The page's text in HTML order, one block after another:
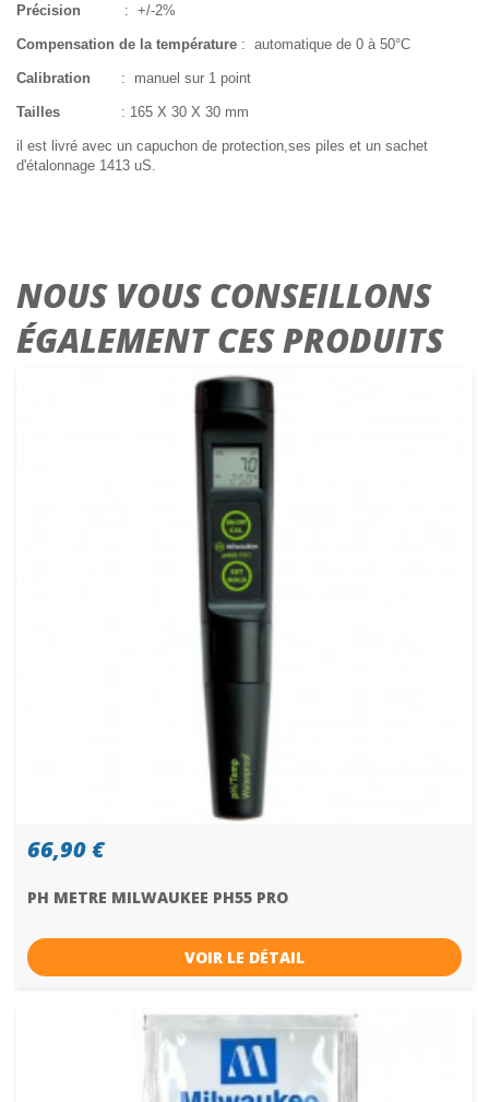
Précision : +/-2%
Compensation de la température : automatique de 0 à 50°C
Calibration : manuel sur 1 point
Tailles : 165 X 30 X 30 mm
il est livré avec un capuchon de protection,ses piles et un sachet
d'étalonnage 1413 uS.
NOUS VOUS CONSEILLONS
ÉGALEMENT CES PRODUITS
66,90 €
PH METRE MILWAUKEE PH55 PRO
VOIR LE DÉTAIL